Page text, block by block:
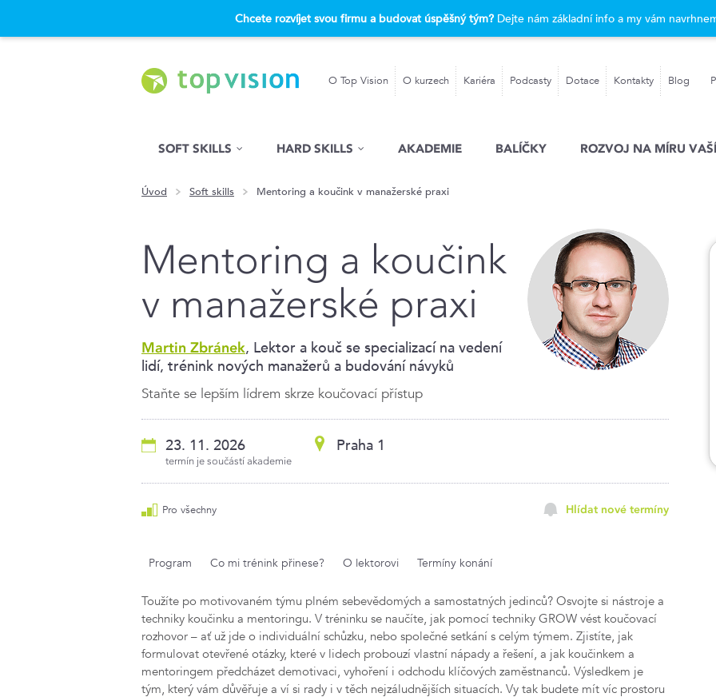
Chcete rozvíjet svou firmu a budovat úspěšný tým?Dejte nám základní info a my vám
O Top Vision O kurzech Kariéra Podcasty Dotace Kontakty Blog
SOFT SKILLS HARD SKILLS AKADEMIE BALÍČKY ROZVOJ NA MÍRU
Úvod Soft skills Mentoring a koučink v manažerské praxi
Mentoring a koučink
v manažerské praxi
Martin Zbránek, Lektor a kouč se specializací na vedení
lidí, trénink nových manažerů a budování návyků
Staňte se lepším lídrem skrze koučovací přístup
23. 11. 2026
termín je součástí akademie
Praha 1
Pro všechny Hlídat nové termíny
Program Co mi trénink přinese? O lektorovi Termíny konání
Toužíte po motivovaném týmu plném sebevědomých a samostatných jedinců? Osvojte si nástroje a
techniky koučinku a mentoringu. V tréninku se naučíte, jak pomocí techniky GROW vést koučovací
rozhovor – ať už jde o individuální schůzku, nebo společné setkání s celým týmem. Zjistíte, jak
formulovat otevřené otázky, které v lidech probouzí vlastní nápady a řešení, a jak koučinkem a
mentoringem předcházet demotivaci, vyhoření i odchodu klíčových zaměstnanců. Výsledkem je
tým, který vám důvěřuje a ví si rady i v těch nejzáludnějších situacích. Vy tak budete mít víc prostoru